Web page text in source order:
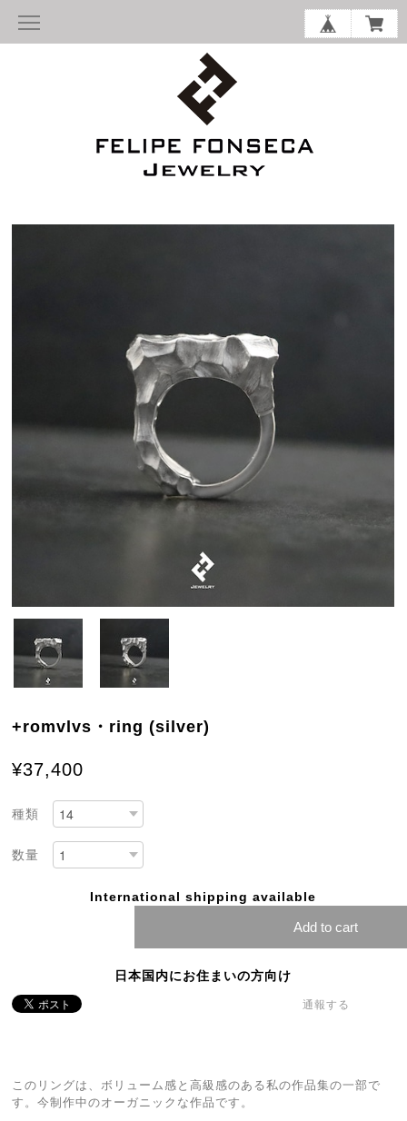
+romvlvs・ring (silver)
¥37,400
種類
数量
International shipping available
Add to cart
日本国内にお住まいの方向け
通報する
このリングは、ボリューム感と高級感のある私の作品集の一部で
す。今制作中のオーガニックな作品です。